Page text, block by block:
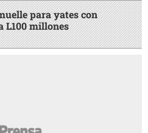
para yates con
L100 millones